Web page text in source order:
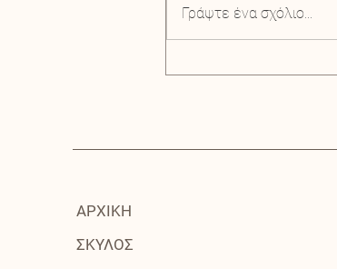
Τροφή για στειρωμένα
Γράψτε ένα σχόλιο...
ΑΡΧΙΚΗ
ΣΚΥΛΟΣ